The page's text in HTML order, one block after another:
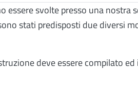
essere svolte presso una nostra
stati predisposti due diversi
deve essere compilato